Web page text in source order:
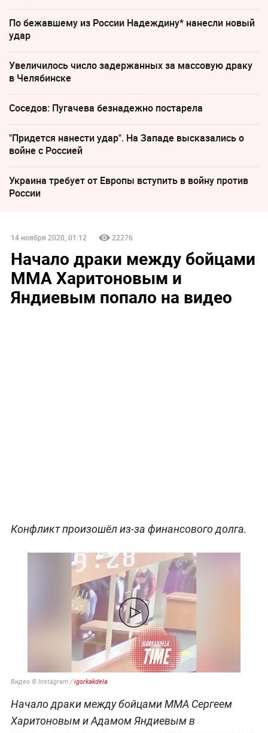
По бежавшему из России Надеждину* нанесли новый
удар
Увеличилось число задержанных за массовую драку
в Челябинске
Соседов: Пугачева безнадежно постарела
"Придется нанести удар". На Западе высказались о
войне с Россией
Украина требует от Европы вступить в войну против
России
14 ноября 2020, 01:12 22276
Начало драки между бойцами
ММА Харитоновым и
Яндиевым попало на видео
Конфликт произошёл из-за финансового долга.
Видео © Instagram /igorkakdela
Начало драки между бойцами ММА Сергеем
Харитоновым и Адамом Яндиевым в